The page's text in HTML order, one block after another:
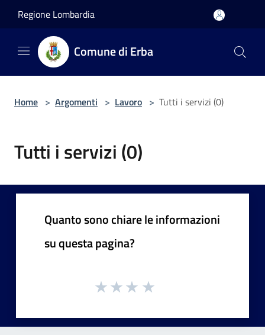
Regione Lombardia
Comune di Erba
Home > Argomenti > Lavoro > Tutti i servizi (0)
Tutti i servizi (0)
Quanto sono chiare le informazioni
su questa pagina?